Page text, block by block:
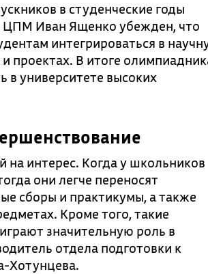
в студенческие годы
ЦПМ Иван Ященко убежден, что
интегрироваться в
проектах. В итоге
в университете высоких
интерес. Когда у школьников
они легче переносят
сборы и практикумы, а также
Кроме того, такие
значительную роль в
отдела подготовки к
Хотунцева.